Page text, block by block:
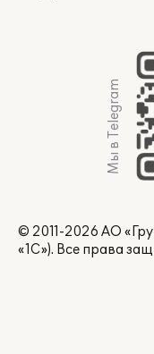
Мы в Telegram
© 2011-2026 АО
«1С»). Все права